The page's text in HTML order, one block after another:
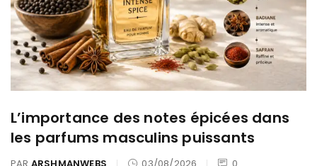
L’importance des notes épicées dans
les parfums masculins puissants
PAR ARSHMANWEBS 03/08/2026 0